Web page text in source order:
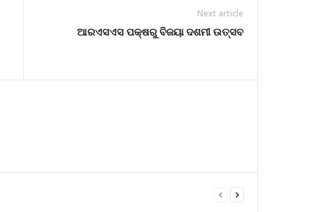
Next article
ଆରଏସଏସ ପକ୍ଷରୁ ବିଜୟା ଦଶମୀ ଉତ୍ସବ